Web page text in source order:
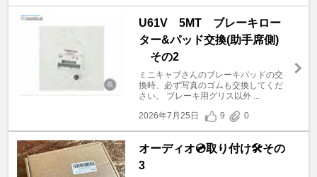
U61V 5MT ブレーキロー
ター&パッド交換(助手席側)
その2
ミニキャブさんのブレーキパッドの交
換時、必ず写真のゴムも交換してくだ
さい。 ブレーキ用グリス以外 ...
2026年7月25日
9 0
オーディオ💿取り付け🛠️その
3